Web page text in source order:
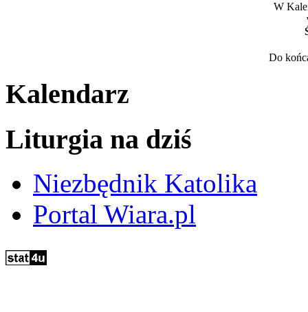
W
Do
Kalendarz
Liturgia na dziś
Niezbędnik Katolika
Portal Wiara.pl